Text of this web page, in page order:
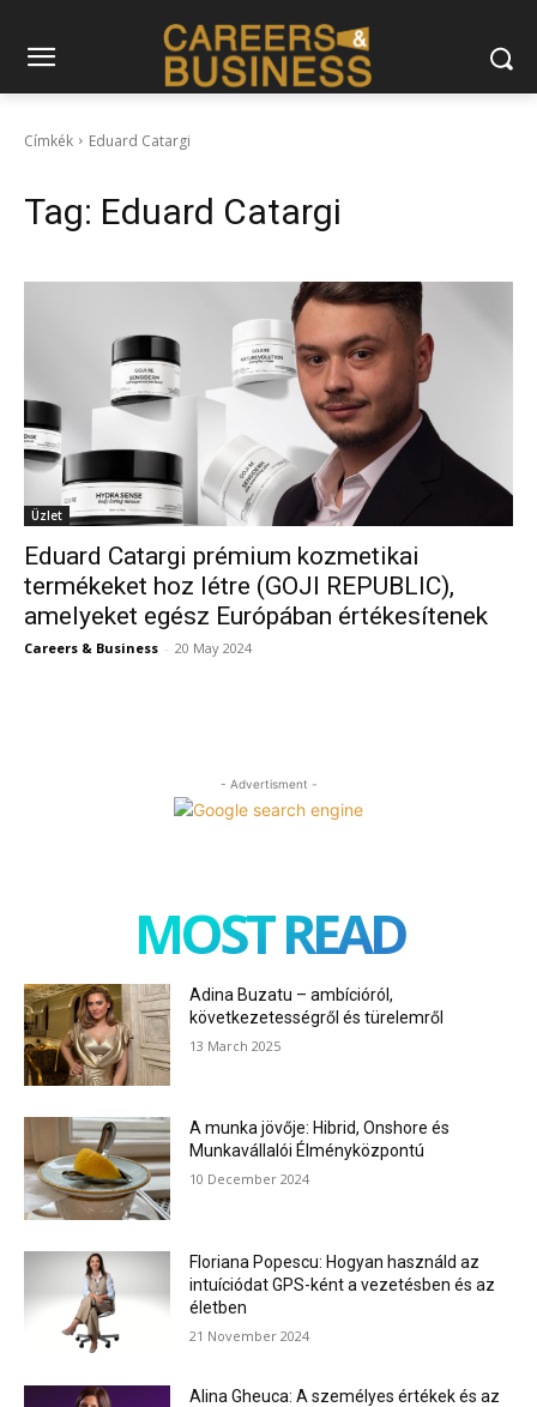
Címkék Eduard Catargi
Tag: Eduard Catargi
Üzlet
Eduard Catargi prémium kozmetikai
termékeket hoz létre (GOJI REPUBLIC),
amelyeket egész Európában értékesítenek
Careers & Business - 20 May 2024
- Advertisment -
MOST READ
Adina Buzatu – ambícióról,
következetességről és türelemről
13 March 2025
A munka jövője: Hibrid, Onshore és
Munkavállalói Élményközpontú
10 December 2024
Floriana Popescu: Hogyan használd az
intuíciódat GPS-ként a vezetésben és az
életben
21 November 2024
Alina Gheuca: A személyes értékek és az